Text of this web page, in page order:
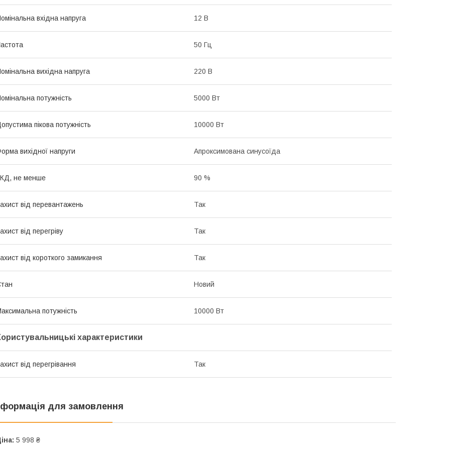
вхідна напруга 12 В
50 Гц
вихідна напруга 220 В
потужність 5000 Вт
пікова потужність 10000 Вт
вихідної напруги Апроксимована синусоїда
не менше 90 %
від перевантажень Так
від перегріву Так
від короткого замикання Так
Новий
потужність 10000 Вт
характеристики
від перегрівання Так
для замовлення
5 998 ₴